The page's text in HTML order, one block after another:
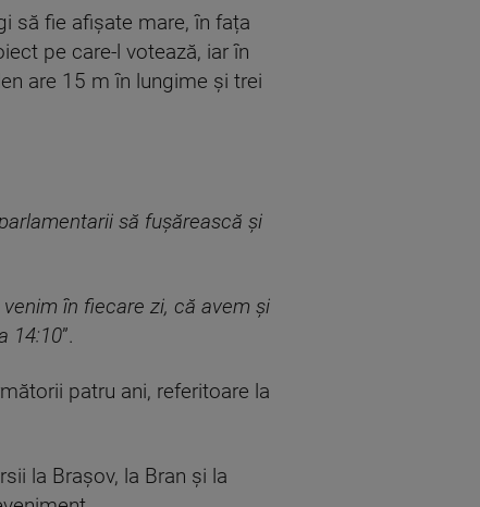
să fie afișate mare, în fața
pe care-l votează, iar în
are 15 m în lungime și trei
să fușărească și
în fiecare zi, că avem și
14:10”.
patru ani, referitoare la
la Brașov, la Bran și la